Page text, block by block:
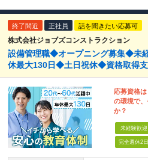
終了間近 正社員 話を聞きたい応募可
株式会社ジョブズコンストラクション
設備管理職◆オープニング募集◆未
休最大130日◆土日祝休◆資格取得支
応募資格
の環境で
か？
未経験歓迎
完全週休2日